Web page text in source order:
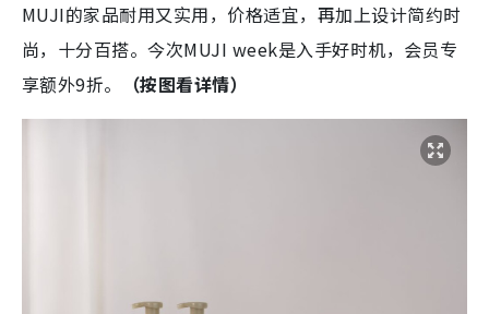
MUJI的家品耐用又实用，价格适宜，再加上设计简约时
尚，十分百搭。今次MUJI week是入手好时机，会员专
享额外9折。
（按图看详情）